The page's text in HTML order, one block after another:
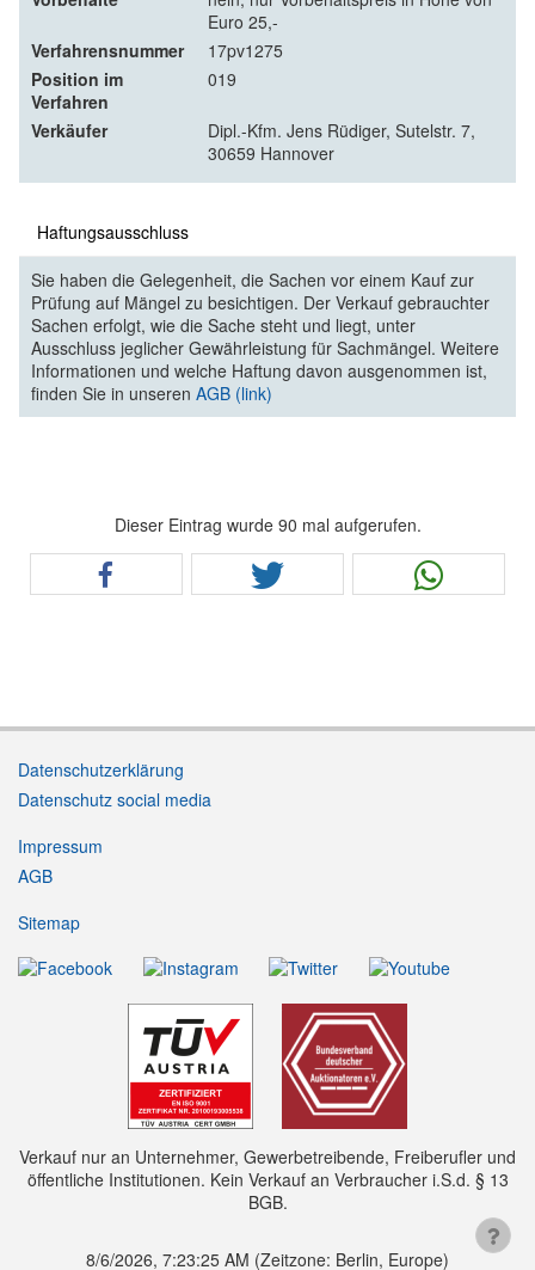
Euro 25,-
Verfahrensnummer
17pv1275
Position im
Verfahren
019
Verkäufer
Dipl.-Kfm. Jens Rüdiger, Sutelstr. 7,
30659 Hannover
Haftungsausschluss
Sie haben die Gelegenheit, die Sachen vor einem Kauf zur
Prüfung auf Mängel zu besichtigen. Der Verkauf gebrauchter
Sachen erfolgt, wie die Sache steht und liegt, unter
Ausschluss jeglicher Gewährleistung für Sachmängel. Weitere
Informationen und welche Haftung davon ausgenommen ist,
finden Sie in unseren AGB (link)
Dieser Eintrag wurde 90 mal aufgerufen.
Datenschutzerklärung
Datenschutz social media
Impressum
AGB
Sitemap
Verkauf nur an Unternehmer, Gewerbetreibende, Freiberufler und
öffentliche Institutionen. Kein Verkauf an Verbraucher i.S.d. § 13
BGB.
8/6/2026, 7:23:26 AM (Zeitzone: Berlin, Europe)